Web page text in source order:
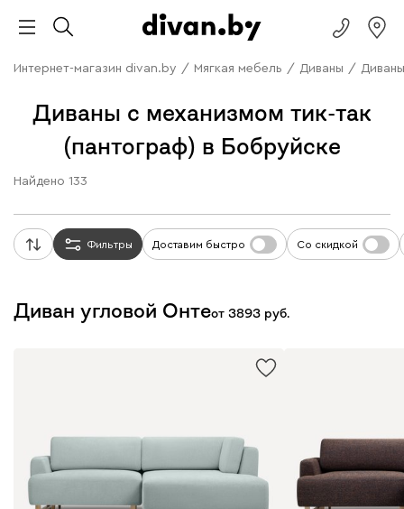
Интернет-магазин divan.by / Мягкая мебель / Диваны /
Диваны с механизмом тик-так
(пантограф) в Бобруйске
Найдено 133
Фильтры Доставим быстро Со скидкой
Диван угловой Онтеот 3893